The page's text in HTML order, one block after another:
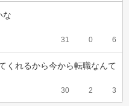
な
31 0 6
くれるから今から転職なんて
30 2 3